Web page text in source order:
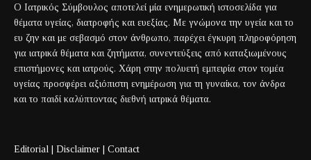
Ο Ιατρικός Σύμβουλος αποτελεί μία ενημερωτική ιστοσελίδα για
θέματα υγείας, διατροφής και ευεξίας. Με γνώμονα την υγεία και το
ευ ζην και με σεβασμό στον άνθρωπο, παρέχει έγκυρη πληροφόρηση
για ιατρικά θέματα και ζητήματα, συνεντεύξεις από καταξιωμένους
επιστήμονες και ιατρούς. Χάρη στην πολυετή εμπειρία στον τομέα
υγείας προσφέρει αξιόπιστη ενημέρωση για τη γυναίκα, τον άνδρα
και το παιδί καλύπτοντας διεθνή ιατρικά θέματα.
Editorial | Disclaimer | Contact